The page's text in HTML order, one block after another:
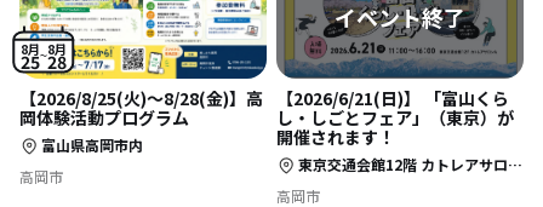
8月
25
8月
28
【2026/8/25(火)〜8/28(金)】高
岡体験活動プログラム
富山県高岡市内
高岡市
【2026/6/21(日)】 「富山くら
し・しごとフェア」（東京）が
開催されます！
東京交通会館12階 カトレアサロンA （東京都千代田区有楽町2-10-1）
高岡市